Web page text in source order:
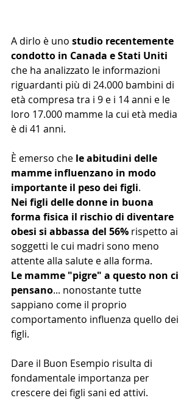
A dirlo è uno studio recentemente
condotto in Canada e Stati Uniti
che ha analizzato le informazioni
riguardanti più di 24.000 bambini di
età compresa tra i 9 e i 14 anni e le
loro 17.000 mamme la cui età media
è di 41 anni.
È emerso che le abitudini delle
mamme influenzano in modo
importante il peso dei figli.
Nei figli delle donne in buona
forma fisica il rischio di diventare
obesi si abbassa del 56% rispetto ai
soggetti le cui madri sono meno
attente alla salute e alla forma.
Le mamme "pigre" a questo non ci
pensano... nonostante tutte
sappiano come il proprio
comportamento influenza quello dei
figli.
Dare il Buon Esempio risulta di
fondamentale importanza per
crescere dei figli sani ed attivi.